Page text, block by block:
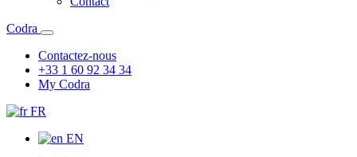
Codra
Contactez-nous
+33 1 60 92 34 34
My Codra
FR
EN